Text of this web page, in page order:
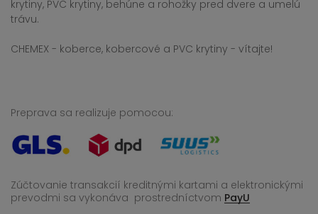
krytiny, PVC krytiny, behúne a rohožky pred dvere a umelú
trávu.
CHEMEX - koberce, kobercové a PVC krytiny - vítajte!
Preprava sa realizuje pomocou:
Zúčtovanie transakcií kreditnými kartami a elektronickými
prevodmi sa vykonáva prostredníctvom PayU